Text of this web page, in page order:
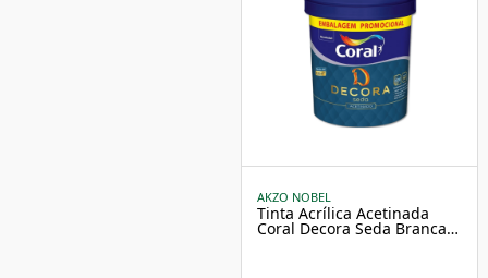
AKZO NOBEL
Tinta Acrílica Acetinada
Coral Decora Seda Branca